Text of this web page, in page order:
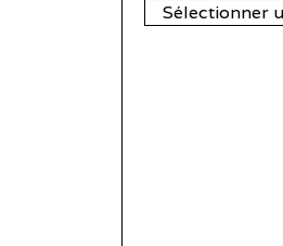
Archives